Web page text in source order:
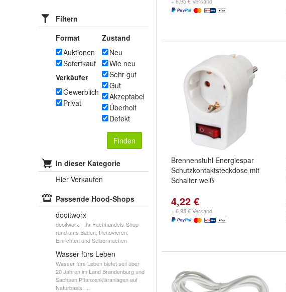
Filtern
Format
Auktionen
Sofortkauf
Verkäufer
Gewerblich
Privat
Zustand
Neu
Wie neu
Sehr gut
Gut
Akzeptabel
Überholt
Defekt
Finden
In dieser Kategorie
Hier Verkaufen
Passende Hood-Shops
dooitworx
dooitworx - Ihr Fachhandels-Shop
rund ums Bauen, Renovieren,
Einrichten und Selbermachen
Wasser fürs Leben
Wasser fürs Leben bietet seit über
20 Jahren im Land Brandenburg und
Sachsen Pflanzenkläranlagen auf
Naturbasis. ...
Brennenstuhl Energiespar
Schutzkontaktsteckdose mit
Schalter weiß
4,22 €
+ 6,95 € Versand